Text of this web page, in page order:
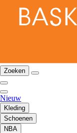
Zoeken
Nieuw
Kleding
Schoenen
NBA